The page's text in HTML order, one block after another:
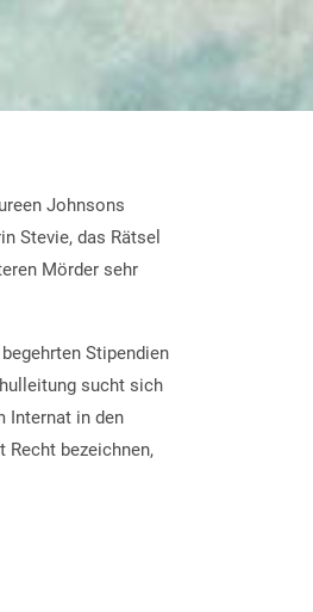
Johnsons
Stevie, das Rätsel
Mörder sehr
Stipendien
sucht sich
Internat in den
Recht bezeichnen,